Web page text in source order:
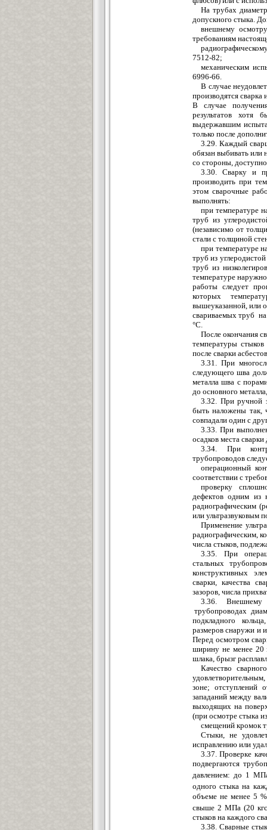
На трубах
допускного стыка.
внешнему
требованиям
7512-82;
механическим
6996-66.
В случае
производятся
В случае
результатов
выдержавшим
только после
3.29. Каждый
обязан выбивать или
со стороны, досту
3.30. Сварку и
производить при
этом сварочные
выполнять:
при температуре
труб из
(независимо от
стали с толщиной
при температуре
труб из
труб из
температуре
работы следует
которых
вышеуказанной, или
свариваемых труб
°С.
После окончания
температуры
после сварки
3.31. При
следующего шва
металла шва с
до основного
3.32. При ручной
быть наложены так,
совпадали один с
3.33. При
осадков места
3.34. При
трубопроводов
операционный
соответствии с
проверку спл
дефектов одним из
радиографическим
или
Применение
радиографическим,
числа стыков,
3.35. При
стальных
конструктивных
сварки, качества
зазоров, числа
3.36. Внешнему
трубопроводах
подкладного кольца
размеров снаружи и
Перед осмотром
ширину не менее
шлака, брызг
Качество
у
зоне; отступлений
западаний между
выходящих на
(при осмотре стыка
смещений кромок
Стыки, не
исправлению или
3.37. Проверке
подвергаются
давлением: до 1
одного стыка на
объеме не менее 5
свыше 2 МПа (20
стыков на каждого
3.38. Сварные